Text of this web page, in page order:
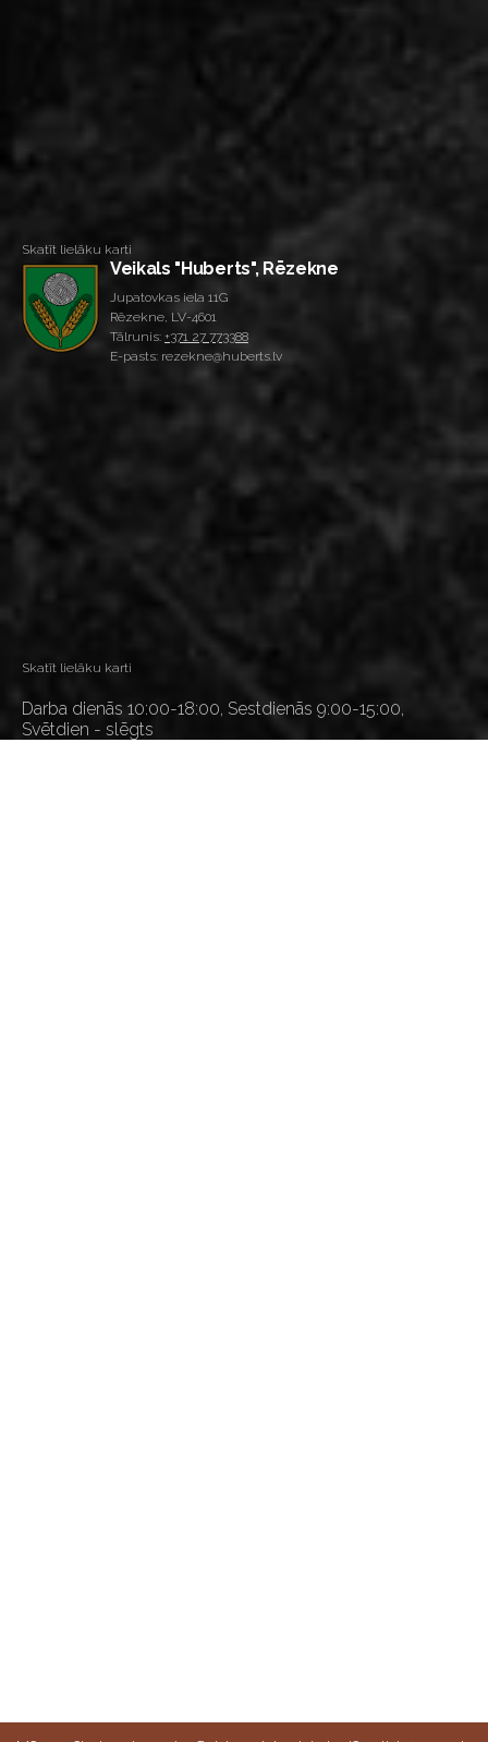
Skatīt lielāku karti
Veikals "Huberts", Rēzekne
Jupatovkas iela 11G
Rēzekne, LV-4601
Tālrunis: +371 27 773388
E-pasts: rezekne@huberts.lv
Skatīt lielāku karti
Darba dienās 10:00-18:00, Sestdienās 9:00-15:00,
Svētdien - slēgts